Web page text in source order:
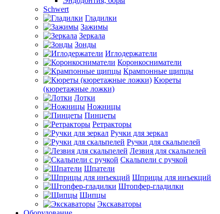
Schwert
Гладилки
Зажимы
Зеркала
Зонды
Иглодержатели
Коронкосниматели
Крампонные щипцы
Кюреты
(кюретажные ложки)
Лотки
Ножницы
Пинцеты
Ретракторы
Ручки для зеркал
Ручки для скальпелей
Лезвия для скальпелей
Скальпели с ручкой
Шпатели
Шприцы для инъекций
Штопфер-гладилки
Щипцы
Экскаваторы